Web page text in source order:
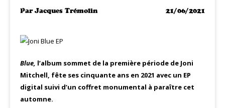
ParJacques Trémolin 21/06/2021
Blue, l’album sommet de la première période de Joni
Mitchell, fête ses cinquante ans en 2021 avec un EP
digital suivi d’un coffret monumental à paraître cet
automne.